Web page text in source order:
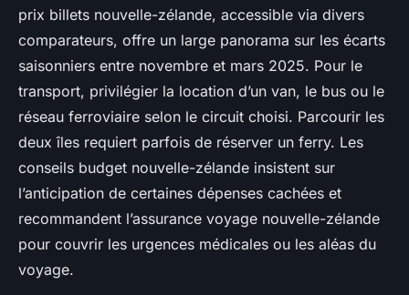
prix billets nouvelle-zélande, accessible via divers
comparateurs, offre un large panorama sur les écarts
saisonniers entre novembre et mars 2025. Pour le
transport, privilégier la location d’un van, le bus ou le
réseau ferroviaire selon le circuit choisi. Parcourir les
deux îles requiert parfois de réserver un ferry. Les
conseils budget nouvelle-zélande insistent sur
l’anticipation de certaines dépenses cachées et
recommandent l’assurance voyage nouvelle-zélande
pour couvrir les urgences médicales ou les aléas du
voyage.